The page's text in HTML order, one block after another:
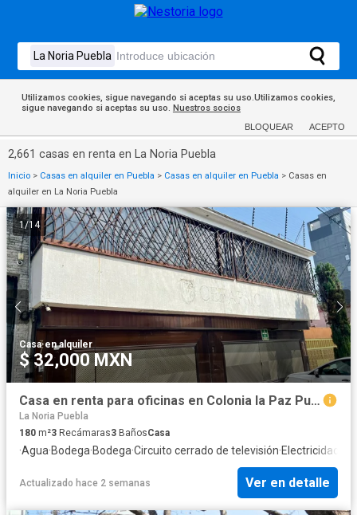
Utilizamos cookies, sigue navegando si aceptas su uso.Utilizamos cookies,
sigue navegando si aceptas su uso. Nuestros socios
BLOQUEAR ACEPTO
2,661 casas en renta en La Noria Puebla
Inicio > Casas en alquiler en Puebla > Casas en alquiler en Puebla > Casas en
alquiler en La Noria Puebla
1/14
Casa·en alquiler
$ 32,000 MXN
Casa en renta para oficinas en Colonia la Paz Puebla
La Noria Puebla
180 m²3 Recámaras3 BañosCasa
·Agua·Bodega·Bodega·Circuito cerrado de televisión·Electricidad
Actualizado hace 2 semanas Ver en detalle